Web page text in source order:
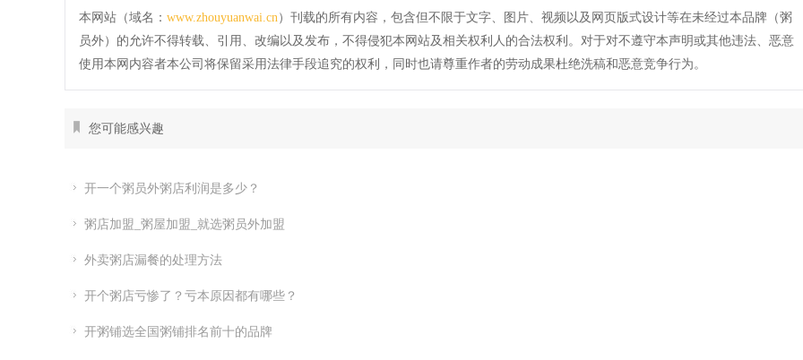
本网站（域名： www.zhouyuanwai.cn）刊载的所有内容，包含但不限于文字、图片、视频以及网页版式设计等在未经过本品牌（粥
员外）的允许不得转载、引用、改编以及发布，不得侵犯本网站及相关权利人的合法权利。对于对不遵守本声明或其他违法、恶意
使用本网内容者本公司将保留采用法律手段追究的权利，同时也请尊重作者的劳动成果杜绝洗稿和恶意竞争行为。
您可能感兴趣
开一个粥员外粥店利润是多少？
粥店加盟_粥屋加盟_就选粥员外加盟
外卖粥店漏餐的处理方法
开个粥店亏惨了？亏本原因都有哪些？
开粥铺选全国粥铺排名前十的品牌